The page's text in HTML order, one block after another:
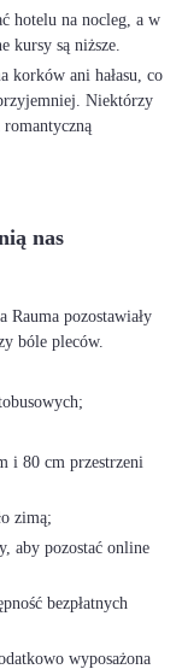
hotelu na nocleg, a w
kursy są niższe.
korków ani hałasu, co
Niektórzy
romantyczną
nas
Rauma pozostawiały
bóle pleców.
i 80 cm przestrzeni
zimą;
aby pozostać online
bezpłatnych
wyposażona